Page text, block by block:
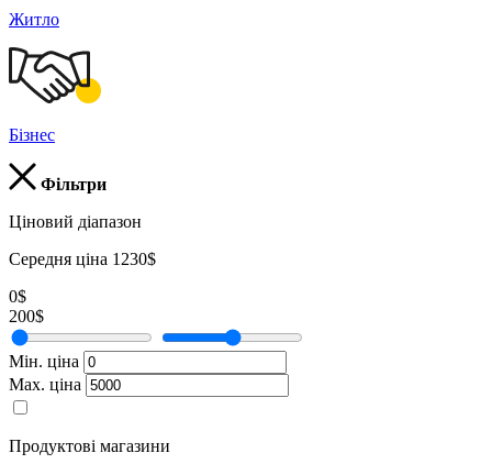
Житло
Бізнес
Фільтри
Ціновий діапазон
Середня ціна 1230$
0$
200$
Мін. ціна
Мах. ціна
Продуктові магазини